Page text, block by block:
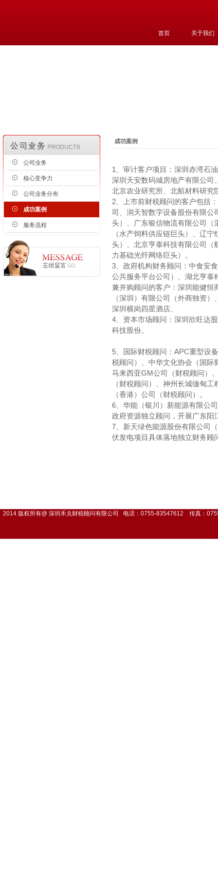
首页 关于我们
公司业务
核心竞争力
公司业务分布
成功案例
服务流程
成功案例
1、审计客户项目：深圳赤湾石
深圳天安数码城房地产有限公司
北京农业研究所、北航材料研究
2、上市前财税顾问的客户包括
司、润天智数字设备股份有限公
头）、广东银信物流有限公司（
（水产饲料供应链巨头）、辽
头）、北京亨泰科技有限公司（
力基础光纤网络巨头）。
3、政府机构财务顾问：中食安
公共服务平台公司）、湖北亨泰
兼并购顾问的客户：深圳能健恒
（深圳）有限公司（外商独资
深圳横岗四星酒店、
4、资本市场顾问：深圳欣旺达
科技股份。
5、国际财税顾问：APC重型设
税顾问）、中华文化协会（国际
马来西亚GM公司（财税顾问）
（财税顾问）、神州长城缅甸
（香港）公司（财税顾问）。
6、华能（银川）新能源有限公
政府资源独立顾问，开展广东阳
7、新天绿色能源股份有限公司
伏发电项目具体落地独立财务顾
2014 版权所有@ 深圳禾兑财税顾问有限公司 电话：0755-83547612 传真：